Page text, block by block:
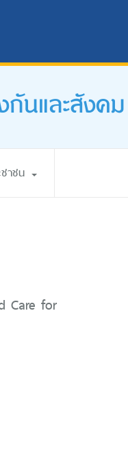
กันและสังคม
าชน
Care for